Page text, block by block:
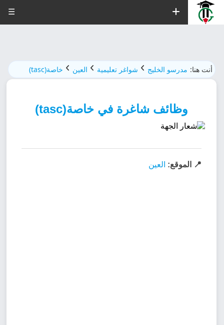
☰
أنت هنا: مدرسو الخليج شواغر تعليمية العين خاصة(tasc)
وظائف شاغرة في خاصة(tasc)
📍 الموقع: العين